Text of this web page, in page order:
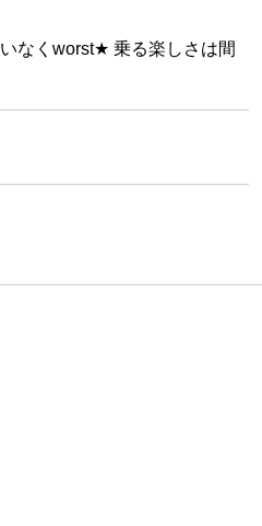
なくworst★ 乗る楽しさは間